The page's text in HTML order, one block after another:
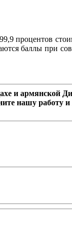
процентов
баллы при
и армянской
нашу работу